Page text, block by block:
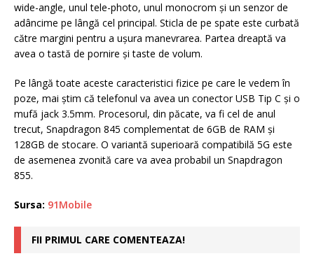
wide-angle, unul tele-photo, unul monocrom și un senzor de
adâncime pe lângă cel principal. Sticla de pe spate este curbată
către margini pentru a ușura manevrarea. Partea dreaptă va
avea o tastă de pornire și taste de volum.
Pe lângă toate aceste caracteristici fizice pe care le vedem în
poze, mai știm că telefonul va avea un conector USB Tip C și o
mufă jack 3.5mm. Procesorul, din păcate, va fi cel de anul
trecut, Snapdragon 845 complementat de 6GB de RAM și
128GB de stocare. O variantă superioară compatibilă 5G este
de asemenea zvonită care va avea probabil un Snapdragon
855.
Sursa: 91Mobile
FII PRIMUL CARE COMENTEAZA!